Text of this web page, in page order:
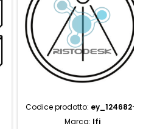
Codice prodotto: ey_124682-1
Marca: Ifi